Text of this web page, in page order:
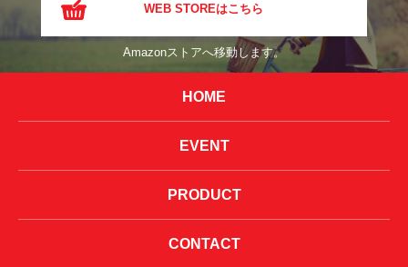
WEB STOREはこちら
Amazonストアへ移動します。
HOME
EVENT
PRODUCT
CONTACT